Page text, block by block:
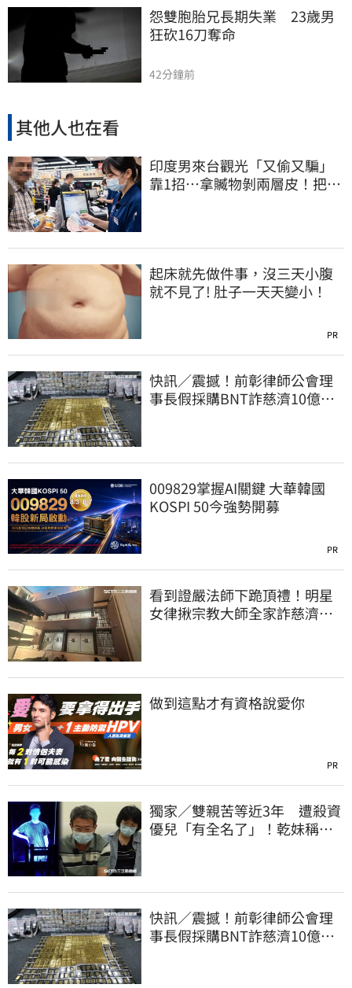
怨雙胞胎兄長期失業　23歲男
狂砍16刀奪命
42分鐘前
其他人也在看
印度男來台觀光「又偷又騙」
靠1招…拿贓物剝兩層皮！把全
起床就先做件事，沒三天小腹
就不見了! 肚子一天天變小！
PR
快訊／震撼！前彰律師公會理
事長假採購BNT詐慈濟10億、
009829掌握AI關鍵 大華韓國
KOSPI 50今強勢開募
PR
看到證嚴法師下跪頂禮！明星
女律揪宗教大師全家詐慈濟…
做到這點才有資格說愛你
PR
獨家／雙親苦等近3年 遭殺資
優兒「有全名了」！乾妹稱賠
快訊／震撼！前彰律師公會理
事長假採購BNT詐慈濟10億、